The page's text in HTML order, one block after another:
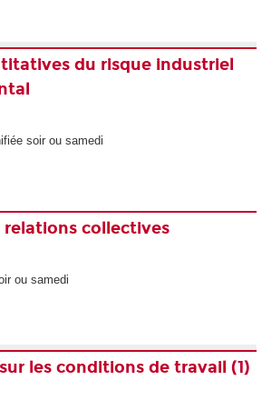
du risque industriel
soir ou samedi
collectives
ou samedi
les conditions de travail (1)